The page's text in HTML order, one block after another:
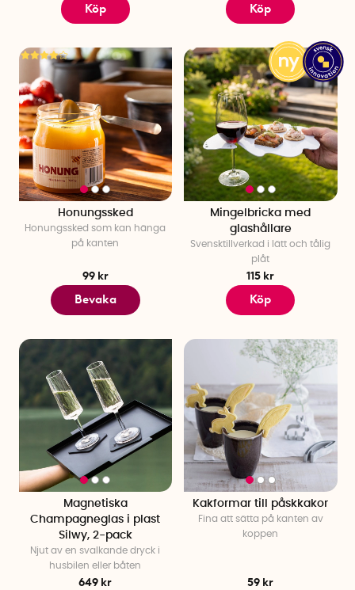
Köp Köp
Honungssked
Honungssked som kan hänga
på kanten
99 kr
Bevaka
Mingelbricka med
glashållare
Svensktillverkad i lätt och tålig
plåt
115 kr
Köp
Magnetiska
Champagneglas i plast
Silwy, 2-pack
Njut av en svalkande dryck i
husbilen eller båten
649 kr
Kakformar till påskkakor
Fina att sätta på kanten av
koppen
59 kr